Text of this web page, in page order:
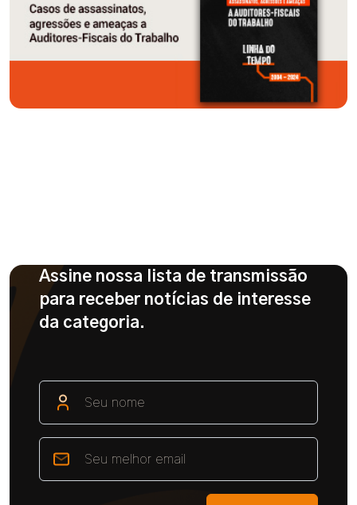
Assine nossa lista de transmissão
para receber notícias de interesse
da categoria.